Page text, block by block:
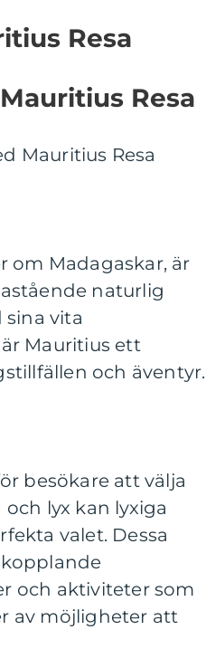
Resa
Resa
Mauritius Resa
om Madagaskar, är
naturlig
vita
Mauritius ett
och äventyr.
besökare att välja
lyx kan lyxiga
valet. Dessa
och aktiviteter som
av möjligheter att